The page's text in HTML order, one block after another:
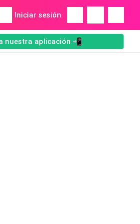
Iniciar sesión
nuestra aplicación 📲